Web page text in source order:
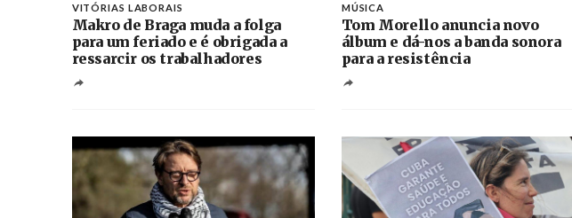
VITÓRIAS LABORAIS
Makro de Braga muda a folga
para um feriado e é obrigada a
ressarcir os trabalhadores
MÚSICA
Tom Morello anuncia novo
álbum e dá-nos a banda sonora
para a resistência